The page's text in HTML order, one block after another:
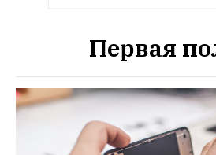
Первая